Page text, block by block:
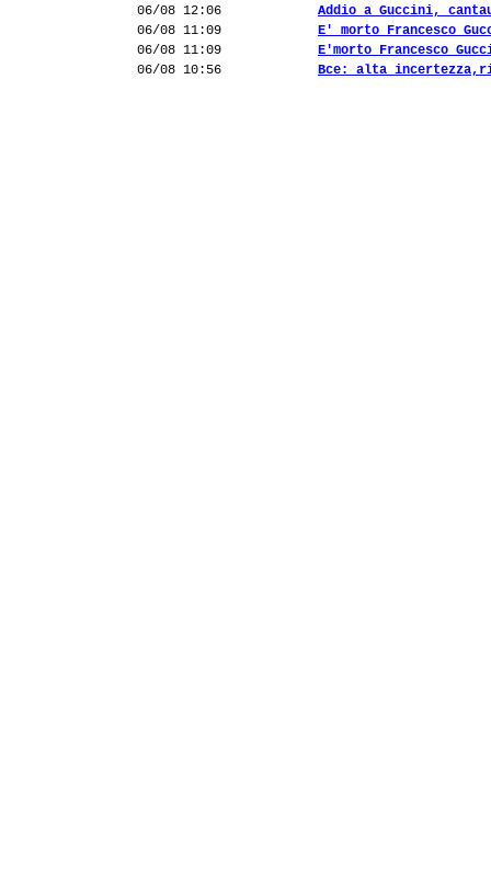
06/08 12:06
Addio a Guccini,
06/08 11:09
E' morto Francesco
06/08 11:09
E'morto Francesco
06/08 10:56
Bce: alta